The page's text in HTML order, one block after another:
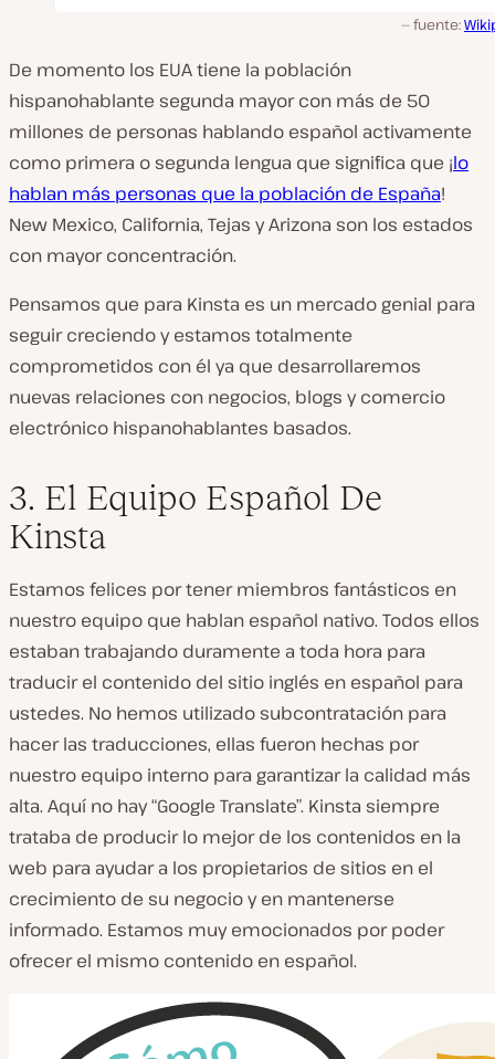
fuente:
De momento los EUA tiene la población
hispanohablante segunda mayor con más de 50
millones de personas hablando español activamente
como primera o segunda lengua que significa que ¡lo
hablan más personas que la población de España!
New Mexico, California, Tejas y Arizona son los estados
con mayor concentración.
Pensamos que para Kinsta es un mercado genial para
seguir creciendo y estamos totalmente
comprometidos con él ya que desarrollaremos
nuevas relaciones con negocios, blogs y comercio
electrónico hispanohablantes basados.
3. El Equipo Español De
Kinsta
Estamos felices por tener miembros fantásticos en
nuestro equipo que hablan español nativo. Todos ellos
estaban trabajando duramente a toda hora para
traducir el contenido del sitio inglés en español para
ustedes. No hemos utilizado subcontratación para
hacer las traducciones, ellas fueron hechas por
nuestro equipo interno para garantizar la calidad más
alta. Aquí no hay “Google Translate”. Kinsta siempre
trataba de producir lo mejor de los contenidos en la
web para ayudar a los propietarios de sitios en el
crecimiento de su negocio y en mantenerse
informado. Estamos muy emocionados por poder
ofrecer el mismo contenido en español.